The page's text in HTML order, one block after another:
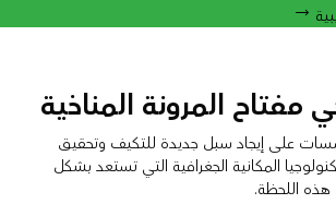
مفتاح المرونة المناخية
على إيجاد سبل جديدة للتكيف وتحقيق
المكانية الجغرافية التي تستعد بشكل
هذه اللحظة.